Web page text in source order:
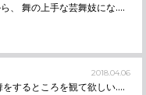
、 舞の上手な芸舞妓にな....
2018.04.06
するところを観て欲しい....